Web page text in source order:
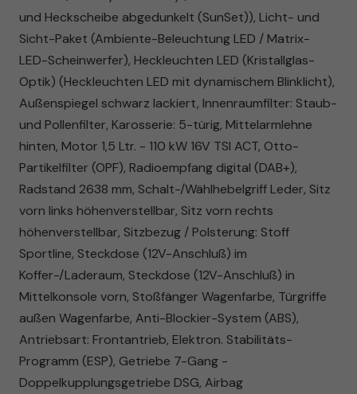
und Heckscheibe abgedunkelt (SunSet)), Licht- und
Sicht-Paket (Ambiente-Beleuchtung LED / Matrix-
LED-Scheinwerfer), Heckleuchten LED (Kristallglas-
Optik) (Heckleuchten LED mit dynamischem Blinklicht),
Außenspiegel schwarz lackiert, Innenraumfilter: Staub-
und Pollenfilter, Karosserie: 5-türig, Mittelarmlehne
hinten, Motor 1,5 Ltr. - 110 kW 16V TSI ACT, Otto-
Partikelfilter (OPF), Radioempfang digital (DAB+),
Radstand 2638 mm, Schalt-/Wählhebelgriff Leder, Sitz
vorn links höhenverstellbar, Sitz vorn rechts
höhenverstellbar, Sitzbezug / Polsterung: Stoff
Sportline, Steckdose (12V-Anschluß) im
Koffer-/Laderaum, Steckdose (12V-Anschluß) in
Mittelkonsole vorn, Stoßfänger Wagenfarbe, Türgriffe
außen Wagenfarbe, Anti-Blockier-System (ABS),
Antriebsart: Frontantrieb, Elektron. Stabilitäts-
Programm (ESP), Getriebe 7-Gang -
Doppelkupplungsgetriebe DSG, Airbag